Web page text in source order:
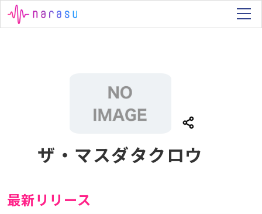
ザ・マスダタクロウ
最新リリース